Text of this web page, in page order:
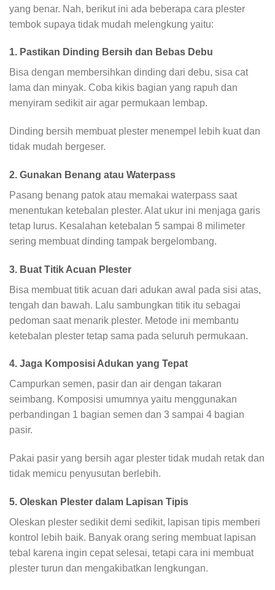
yang benar. Nah, berikut ini ada beberapa cara plester
tembok supaya tidak mudah melengkung yaitu:
1. Pastikan Dinding Bersih dan Bebas Debu
Bisa dengan membersihkan dinding dari debu, sisa cat
lama dan minyak. Coba kikis bagian yang rapuh dan
menyiram sedikit air agar permukaan lembap.
Dinding bersih membuat plester menempel lebih kuat dan
tidak mudah bergeser.
2. Gunakan Benang atau Waterpass
Pasang benang patok atau memakai waterpass saat
menentukan ketebalan plester. Alat ukur ini menjaga garis
tetap lurus. Kesalahan ketebalan 5 sampai 8 milimeter
sering membuat dinding tampak bergelombang.
3. Buat Titik Acuan Plester
Bisa membuat titik acuan dari adukan awal pada sisi atas,
tengah dan bawah. Lalu sambungkan titik itu sebagai
pedoman saat menarik plester. Metode ini membantu
ketebalan plester tetap sama pada seluruh permukaan.
4. Jaga Komposisi Adukan yang Tepat
Campurkan semen, pasir dan air dengan takaran
seimbang. Komposisi umumnya yaitu menggunakan
perbandingan 1 bagian semen dan 3 sampai 4 bagian
pasir.
Pakai pasir yang bersih agar plester tidak mudah retak dan
tidak memicu penyusutan berlebih.
5. Oleskan Plester dalam Lapisan Tipis
Oleskan plester sedikit demi sedikit, lapisan tipis memberi
kontrol lebih baik. Banyak orang sering membuat lapisan
tebal karena ingin cepat selesai, tetapi cara ini membuat
plester turun dan mengakibatkan lengkungan.